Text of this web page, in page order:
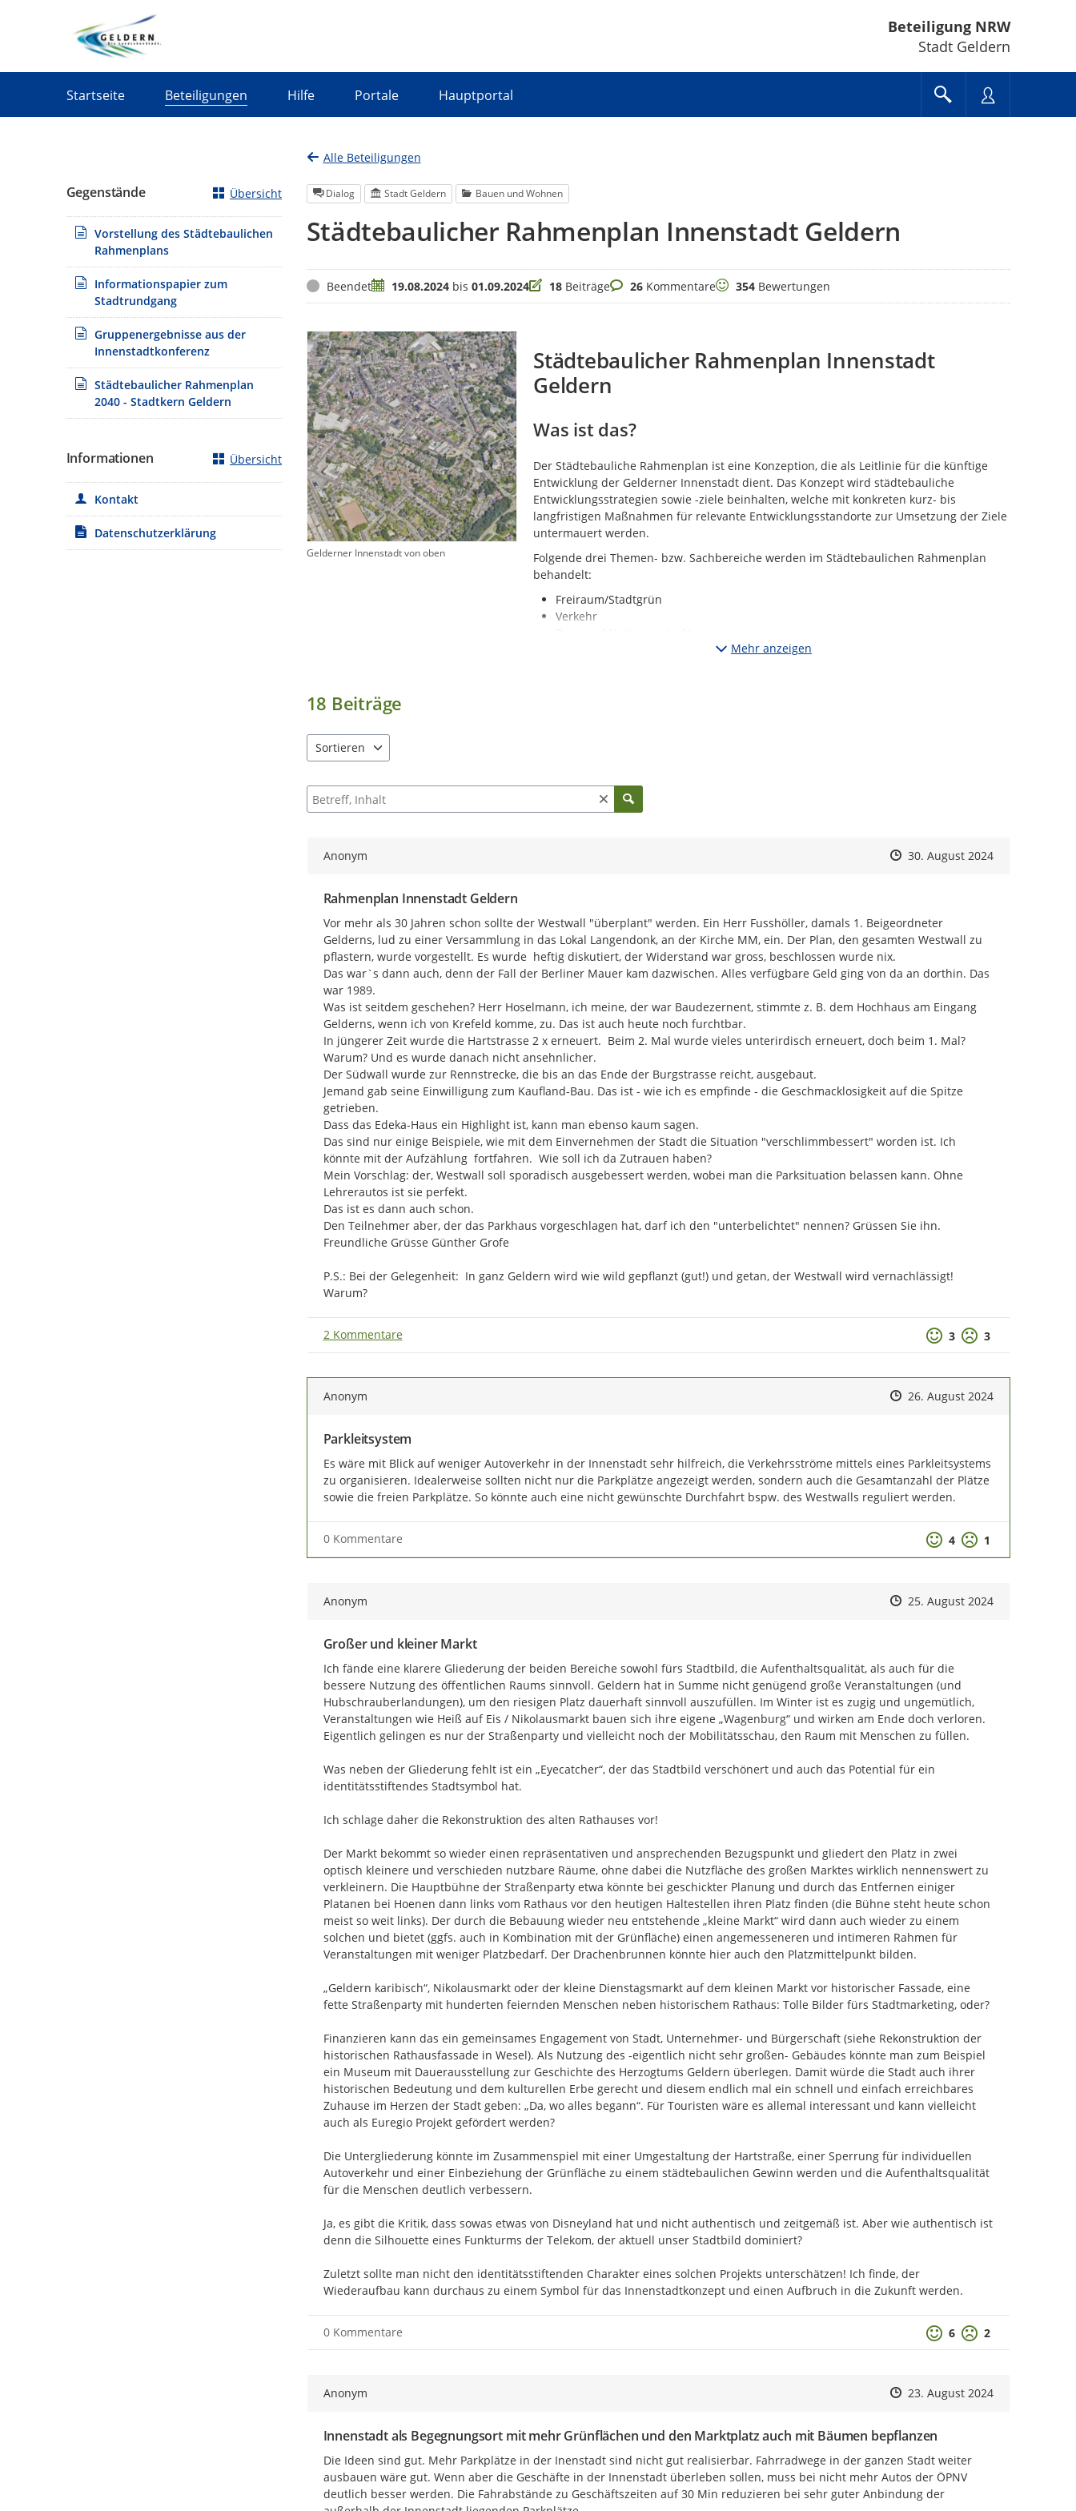
Beteiligung NRW
Stadt Geldern
Startseite Beteiligungen Hilfe Portale Hauptportal
Alle Beteiligungen
Dialog Stadt Geldern Bauen und Wohnen
Städtebaulicher Rahmenplan Innenstadt Geldern
StatusBeendetZeitraum
19.08.2024bis 01.09.2024Beiträge
18BeiträgeKommentare
26KommentareBewertungen
354Bewertungen
Gelderner Innenstadt von oben
Städtebaulicher Rahmenplan Innenstadt
Geldern
Was ist das?
Der Städtebauliche Rahmenplan ist eine Konzeption, die als Leitlinie für die künftige
Entwicklung der Gelderner Innenstadt dient. Das Konzept wird städtebauliche
Entwicklungsstrategien sowie -ziele beinhalten, welche mit konkreten kurz- bis
langfristigen Maßnahmen für relevante Entwicklungsstandorte zur Umsetzung der Ziele
untermauert werden.
Folgende drei Themen- bzw. Sachbereiche werden im Städtebaulichen Rahmenplan
behandelt:
Freiraum/Stadtgrün
Verkehr
Beteiligungsformate
Akteursgruppen im Prozess eingebunden und beteiligt. So fand im Februar im Rahmen
involviert.
Da die Planungen insbesondere u.a. auch die Bürgerschaft oder die Innenstadtakteure
tangieren, wurden diese nun im Zuge einer Öffentlichkeitsbeteiligung
"Innenstadtkonferenz" mitgenommen. Was Inhalt und Ergebnis der
Innenstadtkonferenz - 1. Sitzung
Rahmen eines Stadtrundganges, der in drei Gruppen aufgeteilt wurde, begangen und
analysiert. Es wurden die städtebaulichen Zielsetzungen aus dem Rahmenplan von
1997 erläutert und anschließend die Problemlagen und Chancen der jeweiligen Flächen
betrachtet. Die Teilnehmenden sollten auf diese Weise vorbereitend auf die zweite
Sitzung einen detaillierteren und konzentrierteren Blick auf die Flächen erhalten. Die
Auswahl der zu betrachtenden Flächen wurde vorab verwaltungsintern getroffen, da die
Anzahl der im Rahmenplan enthaltenden Flächen den Rahmen der Veranstaltungen
Blockinnenbereich Issumer Straße – Parkplatz
St.-Michael-Grundschule – Parkplatz
Realschulgelände der ehemaligen Realschule am Westwall (RsaW)
Westwall
Ostwall
Nach dem Rundgang sind alle Teilnehmenden im Co-Working in der Glockengasse
Innenstadtkonferenz - 2. Sitzung
Mehr anzeigen
18 Beiträge
Sortieren
Suche nach Beiträgen und Kommentaren
Anonym Zeitpunkt des Erstellens
Zeitpunkt des Erstellens
30. August 2024Zur Äußerung
Rahmenplan Innenstadt Geldern
Vor mehr als 30 Jahren schon sollte der Westwall "überplant" werden. Ein Herr Fusshöller, damals 1. Beigeordneter
Gelderns, lud zu einer Versammlung in das Lokal Langendonk, an der Kirche MM, ein. Der Plan, den gesamten Westwall zu
pflastern, wurde vorgestellt. Es wurde  heftig diskutiert, der Widerstand war gross, beschlossen wurde nix.
Das war`s dann auch, denn der Fall der Berliner Mauer kam dazwischen. Alles verfügbare Geld ging von da an dorthin. Das
war 1989.
Was ist seitdem geschehen? Herr Hoselmann, ich meine, der war Baudezernent, stimmte z. B. dem Hochhaus am Eingang
Gelderns, wenn ich von Krefeld komme, zu. Das ist auch heute noch furchtbar.
In jüngerer Zeit wurde die Hartstrasse 2 x erneuert.  Beim 2. Mal wurde vieles unterirdisch erneuert, doch beim 1. Mal?
Warum? Und es wurde danach nicht ansehnlicher.
Der Südwall wurde zur Rennstrecke, die bis an das Ende der Burgstrasse reicht, ausgebaut.
Jemand gab seine Einwilligung zum Kaufland-Bau. Das ist - wie ich es empfinde - die Geschmacklosigkeit auf die Spitze
getrieben.
Dass das Edeka-Haus ein Highlight ist, kann man ebenso kaum sagen.
Das sind nur einige Beispiele, wie mit dem Einvernehmen der Stadt die Situation "verschlimmbessert" worden ist. Ich
könnte mit der Aufzählung  fortfahren.  Wie soll ich da Zutrauen haben?
Mein Vorschlag: der, Westwall soll sporadisch ausgebessert werden, wobei man die Parksituation belassen kann. Ohne
Lehrerautos ist sie perfekt.
Das ist es dann auch schon.
Den Teilnehmer aber, der das Parkhaus vorgeschlagen hat, darf ich den "unterbelichtet" nennen? Grüssen Sie ihn.
Freundliche Grüsse Günther Grofe
P.S.: Bei der Gelegenheit:  In ganz Geldern wird wie wild gepflanzt (gut!) und getan, der Westwall wird vernachlässigt!
Warum?
2 Kommentare Positive Bewertung
3 Negative
3
Anonym Zeitpunkt des Erstellens
Zeitpunkt des Erstellens
26. August 2024Zur Äußerung
Parkleitsystem
Es wäre mit Blick auf weniger Autoverkehr in der Innenstadt sehr hilfreich, die Verkehrsströme mittels eines Parkleitsystems
zu organisieren. Idealerweise sollten nicht nur die Parkplätze angezeigt werden, sondern auch die Gesamtanzahl der Plätze
sowie die freien Parkplätze. So könnte auch eine nicht gewünschte Durchfahrt bspw. des Westwalls reguliert werden.
0 Kommentare Positive Bewertung
4 Negative
1
Anonym Zeitpunkt des Erstellens
Zeitpunkt des Erstellens
25. August 2024Zur Äußerung
Großer und kleiner Markt
Ich fände eine klarere Gliederung der beiden Bereiche sowohl fürs Stadtbild, die Aufenthaltsqualität, als auch für die
bessere Nutzung des öffentlichen Raums sinnvoll. Geldern hat in Summe nicht genügend große Veranstaltungen (und
Hubschrauberlandungen), um den riesigen Platz dauerhaft sinnvoll auszufüllen. Im Winter ist es zugig und ungemütlich,
Veranstaltungen wie Heiß auf Eis / Nikolausmarkt bauen sich ihre eigene „Wagenburg“ und wirken am Ende doch verloren.
Eigentlich gelingen es nur der Straßenparty und vielleicht noch der Mobilitätsschau, den Raum mit Menschen zu füllen.
Was neben der Gliederung fehlt ist ein „Eyecatcher“, der das Stadtbild verschönert und auch das Potential für ein
identitätsstiftendes Stadtsymbol hat.
Ich schlage daher die Rekonstruktion des alten Rathauses vor!
Der Markt bekommt so wieder einen repräsentativen und ansprechenden Bezugspunkt und gliedert den Platz in zwei
optisch kleinere und verschieden nutzbare Räume, ohne dabei die Nutzfläche des großen Marktes wirklich nennenswert zu
verkleinern. Die Hauptbühne der Straßenparty etwa könnte bei geschickter Planung und durch das Entfernen einiger
Platanen bei Hoenen dann links vom Rathaus vor den heutigen Haltestellen ihren Platz finden (die Bühne steht heute schon
meist so weit links). Der durch die Bebauung wieder neu entstehende „kleine Markt“ wird dann auch wieder zu einem
solchen und bietet (ggfs. auch in Kombination mit der Grünfläche) einen angemesseneren und intimeren Rahmen für
Veranstaltungen mit weniger Platzbedarf. Der Drachenbrunnen könnte hier auch den Platzmittelpunkt bilden.
„Geldern karibisch“, Nikolausmarkt oder der kleine Dienstagsmarkt auf dem kleinen Markt vor historischer Fassade, eine
fette Straßenparty mit hunderten feiernden Menschen neben historischem Rathaus: Tolle Bilder fürs Stadtmarketing, oder?
Finanzieren kann das ein gemeinsames Engagement von Stadt, Unternehmer- und Bürgerschaft (siehe Rekonstruktion der
historischen Rathausfassade in Wesel). Als Nutzung des -eigentlich nicht sehr großen- Gebäudes könnte man zum Beispiel
ein Museum mit Dauerausstellung zur Geschichte des Herzogtums Geldern überlegen. Damit würde die Stadt auch ihrer
historischen Bedeutung und dem kulturellen Erbe gerecht und diesem endlich mal ein schnell und einfach erreichbares
Zuhause im Herzen der Stadt geben: „Da, wo alles begann“. Für Touristen wäre es allemal interessant und kann vielleicht
auch als Euregio Projekt gefördert werden?
Die Untergliederung könnte im Zusammenspiel mit einer Umgestaltung der Hartstraße, einer Sperrung für individuellen
Autoverkehr und einer Einbeziehung der Grünfläche zu einem städtebaulichen Gewinn werden und die Aufenthaltsqualität
für die Menschen deutlich verbessern.
Ja, es gibt die Kritik, dass sowas etwas von Disneyland hat und nicht authentisch und zeitgemäß ist. Aber wie authentisch ist
denn die Silhouette eines Funkturms der Telekom, der aktuell unser Stadtbild dominiert?
Zuletzt sollte man nicht den identitätsstiftenden Charakter eines solchen Projekts unterschätzen! Ich finde, der
Wiederaufbau kann durchaus zu einem Symbol für das Innenstadtkonzept und einen Aufbruch in die Zukunft werden.
0 Kommentare Positive Bewertung
6 Negative
2
Anonym Zeitpunkt des Erstellens
Zeitpunkt des Erstellens
23. August 2024Zur Äußerung
Innenstadt als Begegnungsort mit mehr Grünflächen und den Marktplatz auch mit Bäumen bepflanzen
Die Ideen sind gut. Mehr Parkplätze in der Inenstadt sind nicht gut realisierbar. Fahrradwege in der ganzen Stadt weiter
ausbauen wäre gut. Wenn aber die Geschäfte in der Innenstadt überleben sollen, muss bei nicht mehr Autos der ÖPNV
deutlich besser werden. Die Fahrabstände zu Geschäftszeiten auf 30 Min reduzieren bei sehr guter Anbindung der
Gegenstände Übersicht
Vorstellung des Städtebaulichen
Rahmenplans
Informationspapier zum
Stadtrundgang
Gruppenergebnisse aus der
Innenstadtkonferenz
Städtebaulicher Rahmenplan
2040 - Stadtkern Geldern
Informationen Übersicht
Kontakt
Datenschutzerklärung